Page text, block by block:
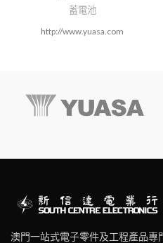
蓄電池
http://www.yuasa.com
澳門一站式電子零件及工程產品專